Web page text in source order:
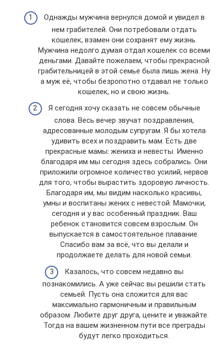
Однажды мужчина вернулся домой и увидел в
нем грабителей. Они потребовали отдать
кошелек, взамен они сохранят ему жизнь.
Мужчина недолго думая отдал кошелек со всеми
деньгами. Давайте пожелаем, чтобы прекрасной
грабительницей в этой семье была лишь жена. Ну
а муж её, чтобы безропотно отдавал не только
кошелек, но и свою жизнь.
Я сегодня хочу сказать не совсем обычные
слова. Весь вечер звучат поздравления,
адресованные молодым супругам. Я бы хотела
удивить всех и поздравить мам. Есть две
прекрасные мамы: жениха и невесты. Именно
благодаря им мы сегодня здесь собрались. Они
приложили огромное количество усилий, нервов
для того, чтобы вырастить здоровую личность.
Благодаря им, мы видим насколько красивы,
умны и воспитаны жених с невестой. Мамочки,
сегодня и у вас особенный праздник. Ваш
ребенок становится совсем взрослым. Он
выпускается в самостоятельное плавание.
Спасибо вам за всё, что вы делали и
продолжаете делать для новой семьи.
Казалось, что совсем недавно вы
познакомились. А уже сейчас вы решили стать
семьей. Пусть она сложится для вас
максимально гармоничным и правильным
образом. Любите друг друга, цените и уважайте.
Тогда на вашем жизненном пути все преграды
будут легко проходиться.